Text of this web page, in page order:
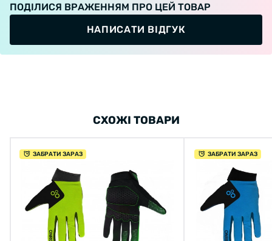
ПОДІЛИСЯ ВРАЖЕННЯМ ПРО ЦЕЙ ТОВАР
НАПИСАТИ ВІДГУК
СХОЖІ ТОВАРИ
ЗАБРАТИ ЗАРАЗ ЗАБРАТИ ЗАРАЗ